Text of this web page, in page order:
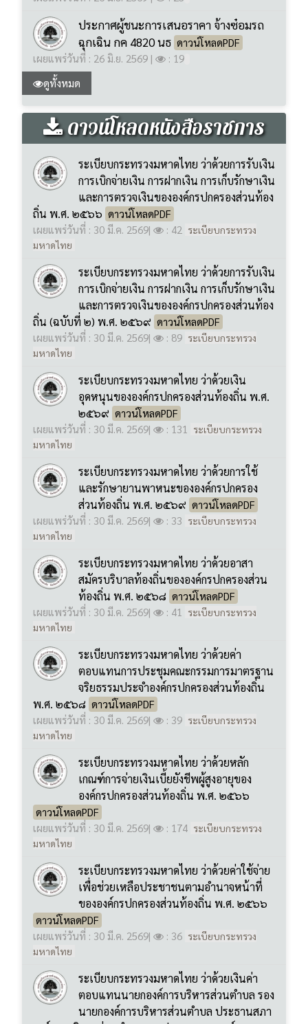
ดูทั้งหมด
ดาวน์โหลดหนังสือราชการ
การเบิกจ่ายเงิน การฝากเงิน การเก็บรักษาเงิน
และการตรวจเงินขององค์กรปกครองส่วนท้อง
เผยแพร่วันที่ : 30 มี.ค. 2569| : 42 ระเบียบกระทรวง
มหาดไทย
ระเบียบกระทรวงมหาดไทย ว่าด้วยการรับเงิน
การเบิกจ่ายเงิน การฝากเงิน การเก็บรักษาเงิน
เผยแพร่วันที่ : 30 มี.ค. 2569| : 89 ระเบียบกระทรวง
มหาดไทย
ระเบียบกระทรวงมหาดไทย ว่าด้วยเงิน
อุดหนุนขององค์กรปกครองส่วนท้องถิ่น พ.ศ.
มหาดไทย
ระเบียบกระทรวงมหาดไทย ว่าด้วยการใช้
และรักษายานพาหนะขององค์กรปกครอง
มหาดไทย
ระเบียบกระทรวงมหาดไทย ว่าด้วยอาสา
สมัครบริบาลท้องถิ่นขององค์กรปกครองส่วน
มหาดไทย
ระเบียบกระทรวงมหาดไทย ว่าด้วยค่า
ตอบแทนการประชุมคณะกรรมการมาตรฐาน
เผยแพร่วันที่ : 30 มี.ค. 2569| : 39 ระเบียบกระทรวง
มหาดไทย
ระเบียบกระทรวงมหาดไทย ว่าด้วยหลัก
เกณฑ์การจ่ายเงินเบี้ยยังชีพผู้สูงอายุของ
เผยแพร่วันที่ : 30 มี.ค. 2569| : 174 ระเบียบกระทรวง
มหาดไทย
ระเบียบกระทรวงมหาดไทย ว่าด้วยค่าใช้จ่าย
เพื่อช่วยเหลือประชาชนตามอำนาจหน้าที่
เผยแพร่วันที่ : 30 มี.ค. 2569| : 36 ระเบียบกระทรวง
มหาดไทย
ระเบียบกระทรวงมหาดไทย ว่าด้วยเงินค่า
ตอบแทนนายกองค์การบริหารส่วนตำบล รอง
บริหารส่วนตำบล สมาชิกสภาองค์การบริหารส่วนตำบล
เลขานุการนายกองค์การบริหารส่วนตำบลและ
เลขานุการสภาองค์การบริหาร ดาวน์โหลดPDF